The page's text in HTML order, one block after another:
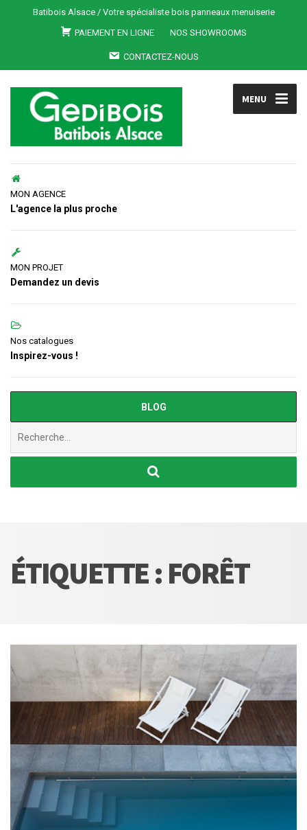
Batibois Alsace / Votre spécialiste bois panneaux menuiserie
PAIEMENT EN LIGNE
NOS SHOWROOMS
CONTACTEZ-NOUS
MENU
MON AGENCE
L'agence la plus proche
MON PROJET
Demandez un devis
Nos catalogues
Inspirez-vous !
BLOG
ÉTIQUETTE : FORÊT